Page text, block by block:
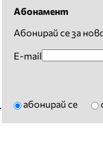
Абонамент
Абонирай се за
E-mail
абонирай се